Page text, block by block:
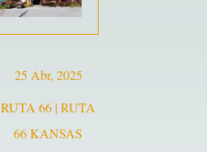
25 Abr, 2025
RUTA 66 | RUTA
66 KANSAS